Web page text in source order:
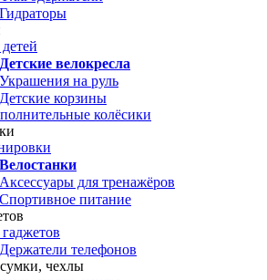
Гидраторы
Детские велокресла
Украшения на руль
Детские корзины
колёсики
Велостанки
Аксессуары для тренажёров
Спортивное питание
Держатели телефонов
чехлы